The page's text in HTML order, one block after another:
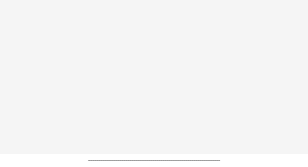
----------------------------------------------------------------